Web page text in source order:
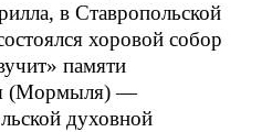
в Ставропольской
хоровой собор
памяти
(Мормыля) —
духовной